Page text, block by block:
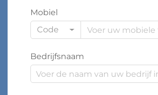
Mobiel
Code
Bedrijfsnaam